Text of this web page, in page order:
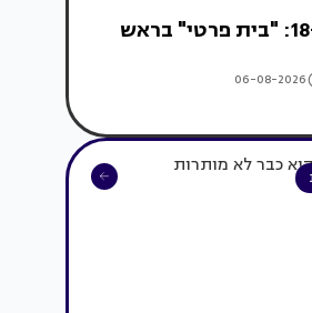
וילה בקומה ה-18: "בית פרטי" בראש
06-08-2026